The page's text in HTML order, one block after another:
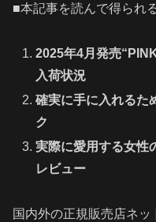
■本記事を読んで得られ
2025年4月発売
入荷状況
確実に手に入れるた
ク
実際に愛用する女性
レビュー
国内外の正規販売店ネ